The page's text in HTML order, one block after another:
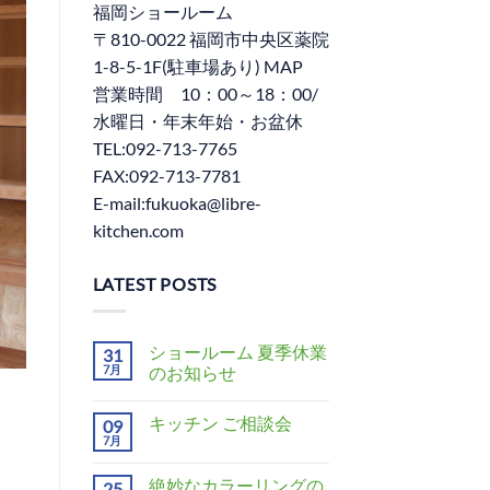
福岡ショールーム
〒810-0022 福岡市中央区薬院
1-8-5-1F(駐車場あり) MAP
営業時間 10：00～18：00/
水曜日・年末年始・お盆休
TEL:092-713-7765
FAX:092-713-7781
E-mail:fukuoka@libre-
kitchen.com
LATEST POSTS
31
7月
ショールーム 夏季休業
のお知らせ
09
7月
キッチン ご相談会
絶妙なカラーリングの